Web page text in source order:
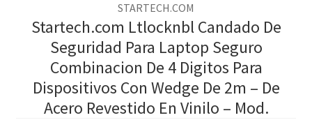
STARTECH.COM
Startech.com Ltlocknbl Candado De
Seguridad Para Laptop Seguro
Combinacion De 4 Digitos Para
Dispositivos Con Wedge De 2m – De
Acero Revestido En Vinilo – Mod.